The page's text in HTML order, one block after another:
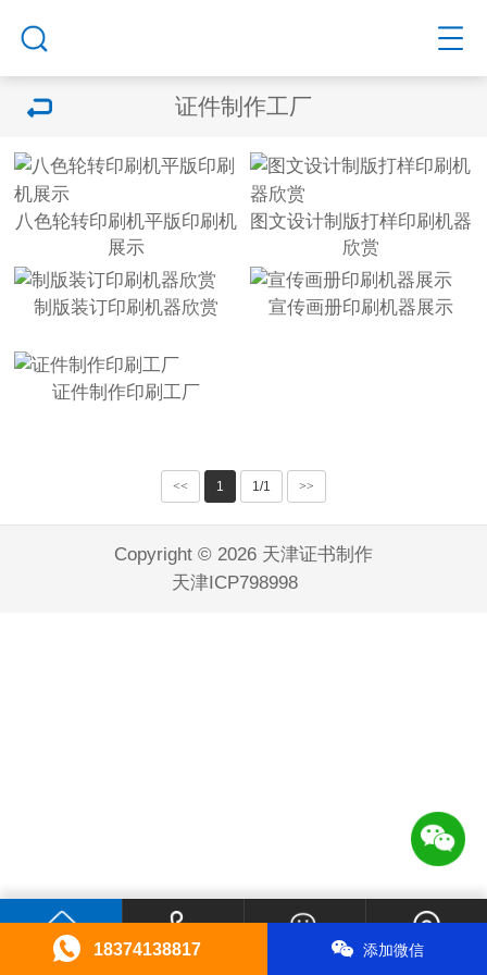
证件制作工厂
八色轮转印刷机平版印刷机
展示
图文设计制版打样印刷机器
欣赏
制版装订印刷机器欣赏 宣传画册印刷机器展示
证件制作印刷工厂
<< 1 1/1 >>
Copyright © 2026 天津证书制作
天津ICP798998
首页 电话咨询 微信咨询 联系我们
18374138817 添加微信